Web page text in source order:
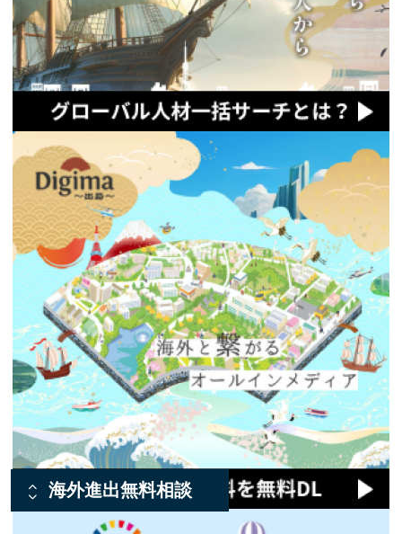
海外進出無料相談